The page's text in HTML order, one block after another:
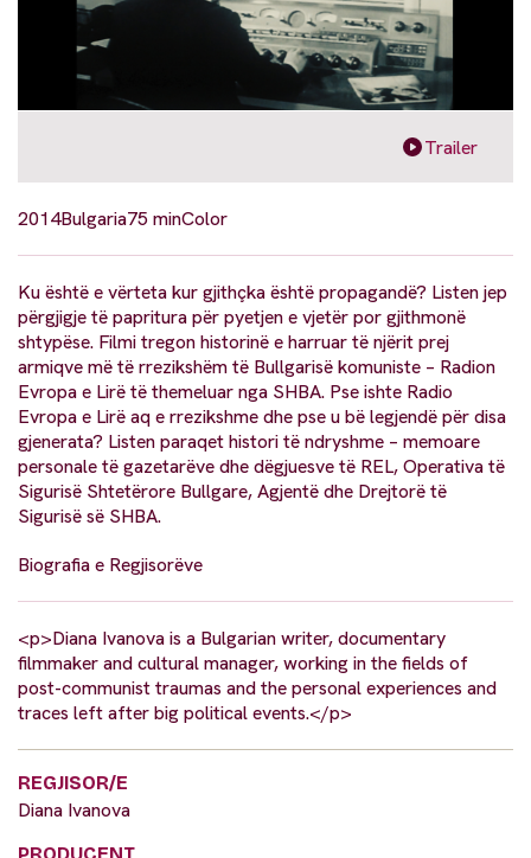
Trailer
2014Bulgaria75 minColor
Ku është e vërteta kur gjithçka është propagandë? Listen jep
përgjigje të papritura për pyetjen e vjetër por gjithmonë
shtypëse. Filmi tregon historinë e harruar të njërit prej
armiqve më të rrezikshëm të Bullgarisë komuniste – Radion
Evropa e Lirë të themeluar nga SHBA. Pse ishte Radio
Evropa e Lirë aq e rrezikshme dhe pse u bë legjendë për disa
gjenerata? Listen paraqet histori të ndryshme – memoare
personale të gazetarëve dhe dëgjuesve të REL, Operativa të
Sigurisë Shtetërore Bullgare, Agjentë dhe Drejtorë të
Sigurisë së SHBA.
Biografia e Regjisorëve
<p>Diana Ivanova is a Bulgarian writer, documentary
filmmaker and cultural manager, working in the fields of
post-communist traumas and the personal experiences and
traces left after big political events.</p>
REGJISOR/E
Diana Ivanova